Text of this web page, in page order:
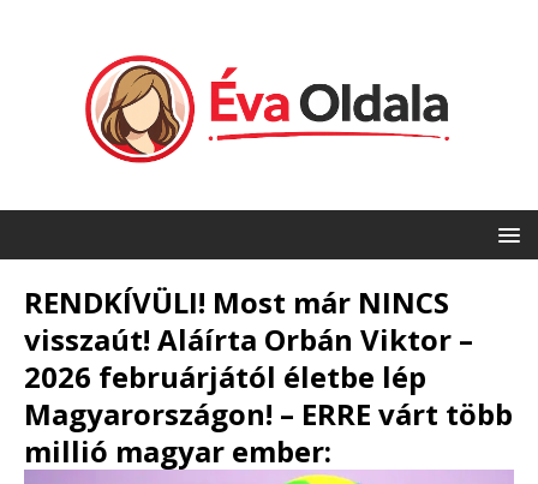
RENDKÍVÜLI! Most már NINCS
visszaút! Aláírta Orbán Viktor –
2026 februárjától életbe lép
Magyarországon! – ERRE várt több
millió magyar ember: